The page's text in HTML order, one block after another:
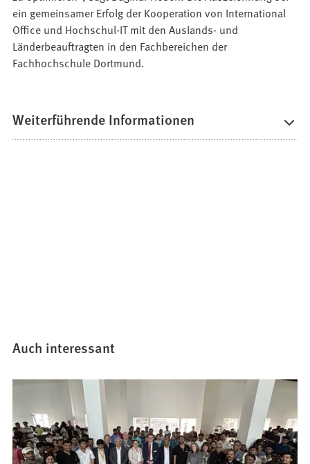
ein gemeinsamer Erfolg der Kooperation von International
Office und Hochschul-IT mit den Auslands- und
Länderbeauftragten in den Fachbereichen der
Fachhochschule Dortmund.
Weiterführende Informationen
Auch interessant